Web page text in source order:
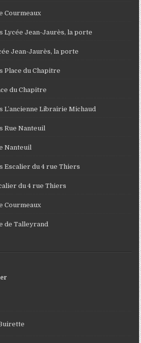
Courmeaux
Lycée Jean-Jaurès, la porte
Jean-Jaurès, la porte
Place du Chapitre
du Chapitre
L’ancienne Librairie Michaud
Rue Nanteuil
Nanteuil
Escalier du 4 rue Thiers
du 4 rue Thiers
Courmeaux
de Talleyrand